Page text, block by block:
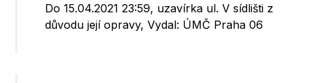
Do 15.04.2021 23:59, uzavírka ul. V sídlišti z
důvodu její opravy, Vydal: ÚMČ Praha 06